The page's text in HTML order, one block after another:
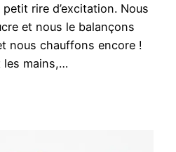
rire d’excitation. Nous
et nous le balançons
nous chauffons encore !
les mains,…